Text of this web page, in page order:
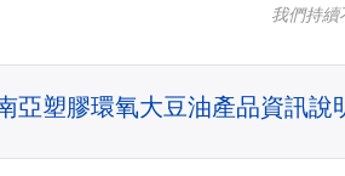
我們持續
亞塑膠環氧大豆油產品資訊說